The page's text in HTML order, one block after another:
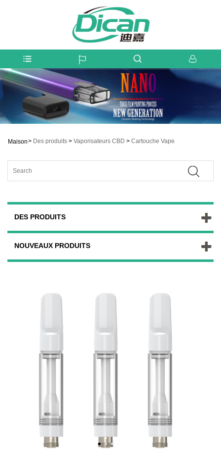
Maison> Des produits > Vaporisateurs CBD > Cartouche Vape
DES PRODUITS
NOUVEAUX PRODUITS